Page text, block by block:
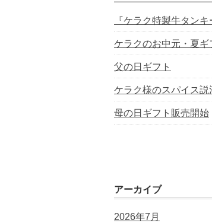
『ケラク特製牛タン
ケラクのお中元・夏ギ
父の日ギフト
ケラク様のスパイス説
母の日ギフト販売開始
アーカイブ
2026年7月